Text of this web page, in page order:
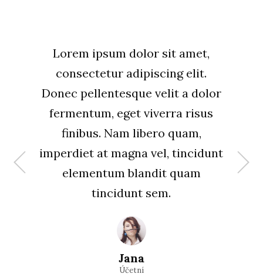
Petra
Finanční poradce
Honza
Informatik
Lorem ipsum dolor sit amet,
consectetur adipiscing elit.
Donec pellentesque velit a dolor
fermentum, eget viverra risus
finibus. Nam libero quam,
imperdiet at magna vel, tincidunt
elementum blandit quam
tincidunt sem.
Jana
Účetní
Mirka
Doktorka